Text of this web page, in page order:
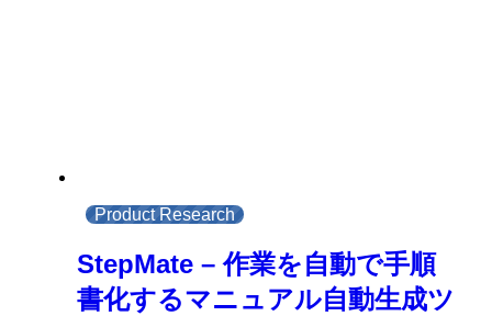
Product Research
StepMate – 作業を自動で手順
書化するマニュアル自動生成ツ